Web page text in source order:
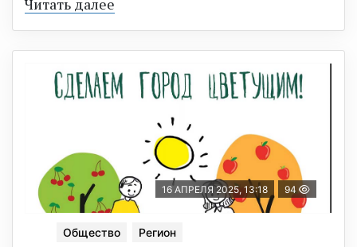
Читать далее
16 АПРЕЛЯ 2025, 13:18 94
Общество Регион